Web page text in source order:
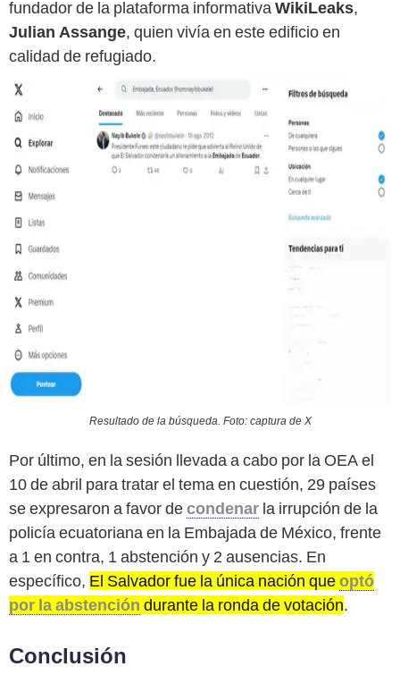
fundador de la plataforma informativaWikiLeaks,
Julian Assange, quien vivía en este edificio en
calidad de refugiado.
Resultado de la búsqueda. Foto: captura de X
Por último, en la sesión llevada a cabo por la OEA el
10 de abril para tratar el tema en cuestión, 29 países
se expresaron a favor decondenar la irrupción de la
policía ecuatoriana en la Embajada de México, frente
a 1 en contra, 1 abstención y 2 ausencias. En
específico, El Salvador fue la única nación queoptó
por la abstención durante la ronda de votación.
Conclusión